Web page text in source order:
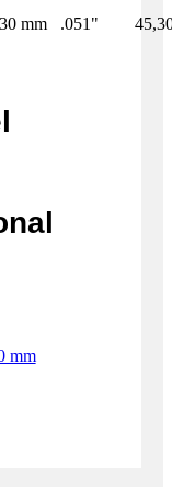
mm .051"
mm